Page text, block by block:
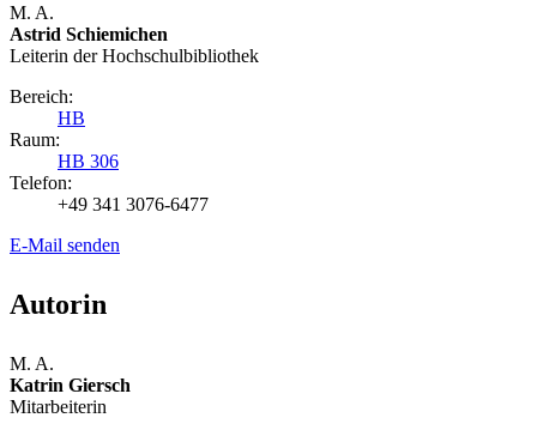
M. A.
Astrid Schiemichen
Leiterin der Hochschulbibliothek
Bereich:
HB
Raum:
HB 306
Telefon:
+49 341 3076-6477
E-Mail senden
Autorin
M. A.
Katrin Giersch
Mitarbeiterin